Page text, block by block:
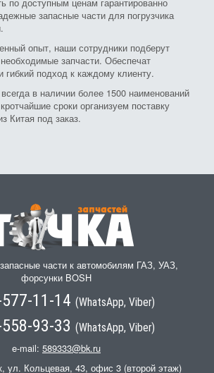
запасные части для погрузчика
опыт, наши сотрудники подберут
запчасти. Обеспечат
гибкий подход к каждому клиенту.
в наличии более 1500 наименований
сроки организуем поставку
Китая под заказ.
части к автомобилям ГАЗ, УАЗ,
форсунки BOSH
11-14 (WhatsApp, Viber)
93-33 (WhatsApp, Viber)
e-mail: 589333@bk.ru
ул. Кольцевая, 43, офис 3 (второй этаж)